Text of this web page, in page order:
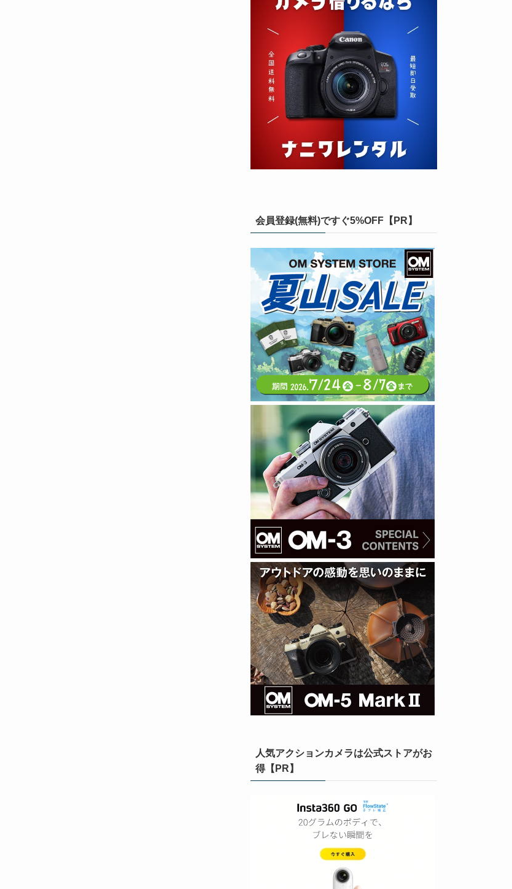
会員登録(無料)ですぐ5%OFF【PR】
人気アクションカメラは公式ストアがお
得【PR】